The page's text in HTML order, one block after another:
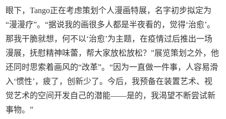
眼下，Tango正在考虑策划个人漫画特展，名字初步拟定为
“漫漫疗”。“据说我的画很多人都是半夜看的，觉得‘治愈’。
那我干脆就想，何不以‘治愈’为主题，在疫情过后推出一场
漫展，抚慰精神味蕾，帮大家放松放松？”展览策划之外，他
还同时思索着画风的“改革”。“因为一直做一件事，人容易滑
入‘惯性’，疲了，创新少了。今后，我预备在装置艺术、视
觉艺术的空间开发自己的潜能——是的，我渴望不断尝试新
事物。”